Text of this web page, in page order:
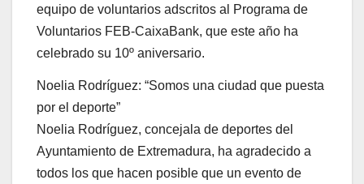
equipo de voluntarios adscritos al Programa de
Voluntarios FEB-CaixaBank, que este año ha
celebrado su 10º aniversario.
Noelia Rodríguez: “Somos una ciudad que puesta
por el deporte”
Noelia Rodríguez, concejala de deportes del
Ayuntamiento de Extremadura, ha agradecido a
todos los que hacen posible que un evento de